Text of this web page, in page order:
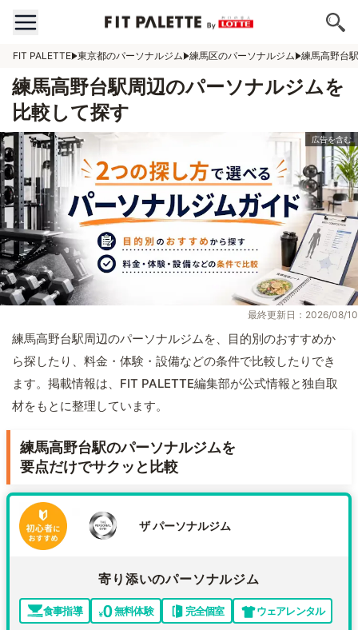
FIT PALETTE 東京都のパーソナルジム 練馬区のパーソナルジム 練馬高野台
練馬高野台駅周辺のパーソナルジムを
比較して探す
最終更新日：2026/08/10
練馬高野台駅周辺のパーソナルジムを、目的別のおすすめか
ら探したり、料金・体験・設備などの条件で比較したりでき
ます。掲載情報は、FIT PALETTE編集部が公式情報と独自取
材をもとに整理しています。
練馬高野台駅のパーソナルジムを
要点だけでサクッと比較
ザ パーソナルジム
寄り添いのパーソナルジム
食事指導 無料体験 完全個室 ウェアレンタル